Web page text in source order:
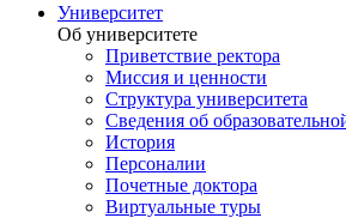
Университет
Об университете
Приветствие ректора
Миссия и ценности
Структура университета
Сведения об
История
Персоналии
Почетные доктора
Виртуальные туры